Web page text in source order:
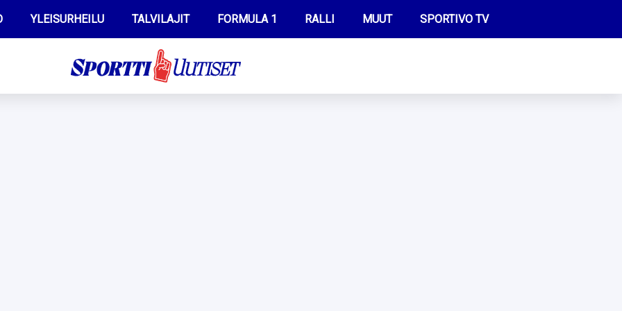
YLEISURHEILU TALVILAJIT FORMULA 1 RALLI MUUT SPORTIVO TV